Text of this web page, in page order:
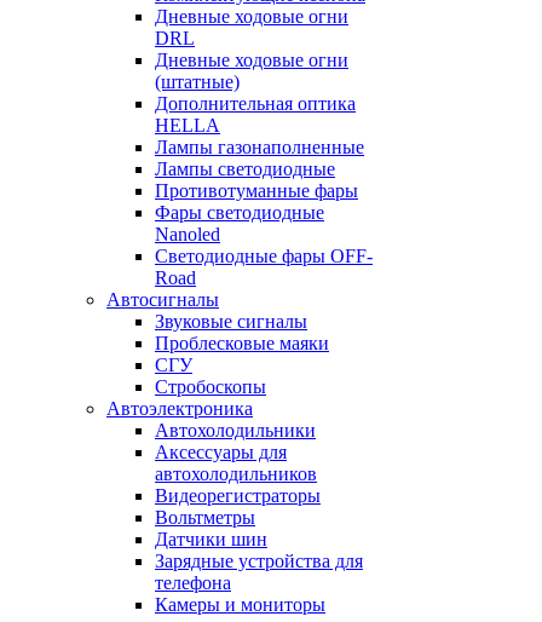
Дневные ходовые огни
DRL
Дневные ходовые огни
(штатные)
Дополнительная оптика
HELLA
Лампы газонаполненные
Лампы светодиодные
Противотуманные фары
Фары светодиодные
Nanoled
Светодиодные фары OFF-
Road
Автосигналы
Звуковые сигналы
Проблесковые маяки
СГУ
Стробоскопы
Автоэлектроника
Автохолодильники
Аксессуары для
автохолодильников
Видеорегистраторы
Вольтметры
Датчики шин
Зарядные устройства для
телефона
Камеры и мониторы